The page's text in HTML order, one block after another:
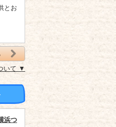
とお
いて ▼
浜つ